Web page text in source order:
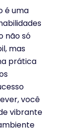
é uma
não só
mas
prática
você
vibrante